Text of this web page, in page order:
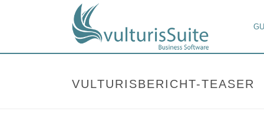
VULTURISBERICHT-TEASER